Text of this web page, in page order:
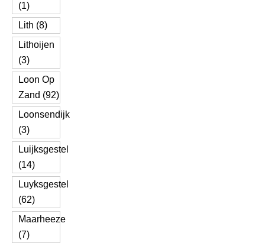
(1)
Lith (8)
Lithoijen
(3)
Loon Op
Zand (92)
Loonsendijk
(3)
Luijksgestel
(14)
Luyksgestel
(62)
Maarheeze
(7)